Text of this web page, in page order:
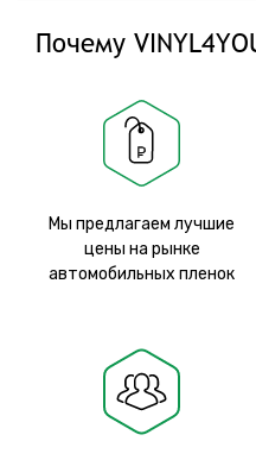
Почему
Мы предлагаем лучшие
цены на рынке
автомобильных пленок